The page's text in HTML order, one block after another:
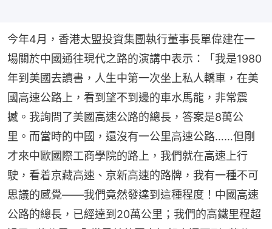
今年4月，香港太盟投資集團執行董事長單偉建在一
場關於中國通往現代之路的演講中表示：「我是1980
年到美國去讀書，人生中第一次坐上私人轎車，在美
國高速公路上，看到望不到邊的車水馬龍，非常震
撼。我詢問了美國高速公路的總長，答案是8萬公
里。而當時的中國，還沒有一公里高速公路……但剛
才來中歐國際工商學院的路上，我們就在高速上行
駛，看着京藏高速、京新高速的路牌，我有一種不可
思議的感覺——我們竟然發達到這種程度！中國高速
公路的總長，已經達到20萬公里；我們的高鐵里程超